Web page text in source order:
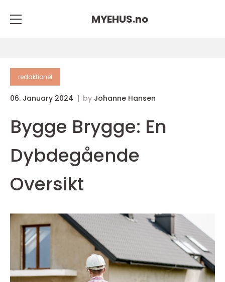
MYEHUS.no
redaktionel
06. January 2024 by Johanne Hansen
Bygge Brygge: En
Dybdegående
Oversikt